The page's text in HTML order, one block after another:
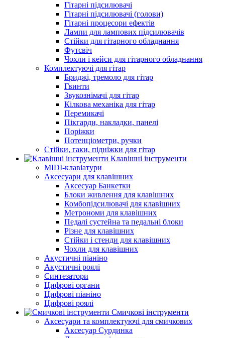
Гітарні підсилювачі
Гітарні підсилювачі (голови)
Гітарні процесори ефектів
Лампи для лампових підсилювачів
Стійки для гітарного обладнання
Футсвіч
Чохли і кейси для гітарного обладнання
Комплектуючі для гітар
Бриджі, тремоло для гітар
Гвинти
Звукознімачі для гітар
Кілкова механіка для гітар
Перемикачі
Пікгарди, накладки, панелі
Поріжки
Потенціометри, ручки
Стійки, гаки, підніжки для гітар
Клавішні інструменти
MIDI-клавіатури
Аксесуари для клавішних
Аксесуар Банкетки
Блоки живлення для клавішних
Комбопідсилювачі для клавішних
Метрономи для клавішних
Педалі сустейна та педальні блоки
Різне для клавішних
Стійки і стенди для клавішних
Чохли для клавішних
Акустичні піаніно
Акустичні роялі
Синтезатори
Цифрові органи
Цифрові піаніно
Цифрові роялі
Смичкові інструменти
Аксесуари та комплектуючі для смичкових
Аксесуар Сурдинка